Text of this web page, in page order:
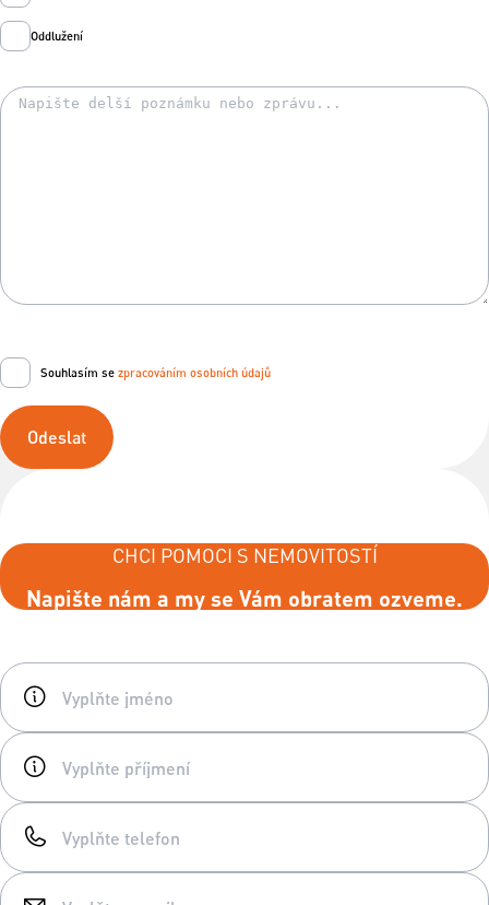
Oddlužení
Souhlasím se zpracováním osobních údajů
Odeslat
CHCI POMOCI S NEMOVITOSTÍ
Napište nám a my se Vám obratem ozveme.